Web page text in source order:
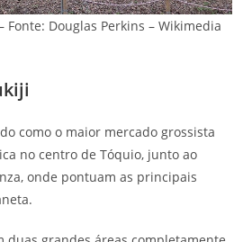
Fonte: Douglas Perkins – Wikimedia
como o maior mercado grossista
no centro de Tóquio, junto ao
onde pontuam as principais